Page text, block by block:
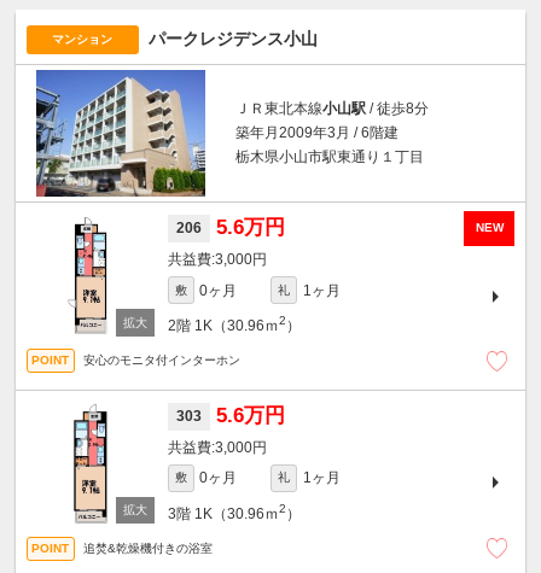
マンション パークレジデンス小山
ＪＲ東北本線小山駅 / 徒歩8分
築年月2009年3月 / 6階建
栃木県小山市駅東通り１丁目
NEW
206 5.6万円
3,000円
敷 0ヶ月 礼 1ヶ月
2階 1K（30.96ｍ2 ）
安心のモニタ付インターホン
303 5.6万円
3,000円
敷 0ヶ月 礼 1ヶ月
3階 1K（30.96ｍ2 ）
追焚&乾燥機付きの浴室